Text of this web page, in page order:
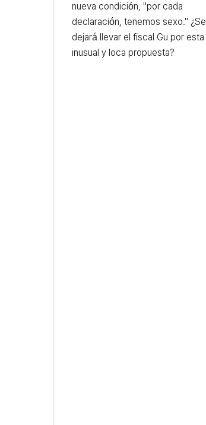
nueva condición, "por cada
declaración, tenemos sexo." ¿Se
dejará llevar el fiscal Gu por esta
inusual y loca propuesta?